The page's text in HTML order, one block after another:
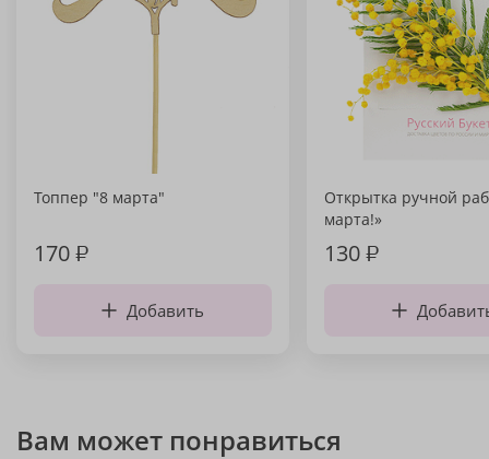
Топпер "8 марта"
170₽
Добавить
Открытка ручной
марта!»
130₽
Вам может понравиться